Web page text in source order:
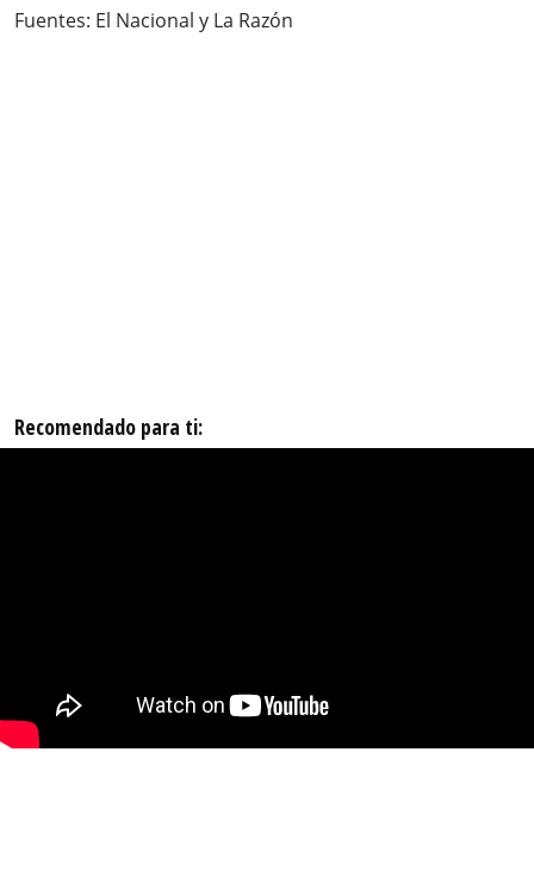
Fuentes: El Nacional y La Razón
Recomendado para ti: